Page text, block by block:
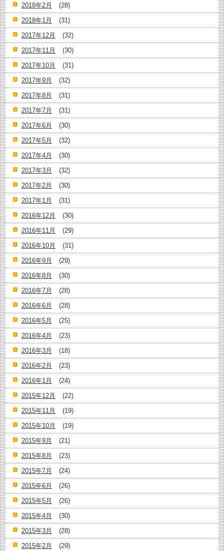
2018年2月
(28)
2018年1月
(31)
2017年12月
(32)
2017年11月
(30)
2017年10月
(31)
2017年9月
(32)
2017年8月
(31)
2017年7月
(31)
2017年6月
(30)
2017年5月
(32)
2017年4月
(30)
2017年3月
(32)
2017年2月
(30)
2017年1月
(31)
2016年12月
(30)
2016年11月
(29)
2016年10月
(31)
2016年9月
(29)
2016年8月
(30)
2016年7月
(28)
2016年6月
(28)
2016年5月
(25)
2016年4月
(23)
2016年3月
(18)
2016年2月
(23)
2016年1月
(24)
2015年12月
(22)
2015年11月
(19)
2015年10月
(19)
2015年9月
(21)
2015年8月
(23)
2015年7月
(24)
2015年6月
(26)
2015年5月
(26)
2015年4月
(30)
2015年3月
(28)
2015年2月
(29)